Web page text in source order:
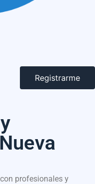
Registrarme
profesionales y